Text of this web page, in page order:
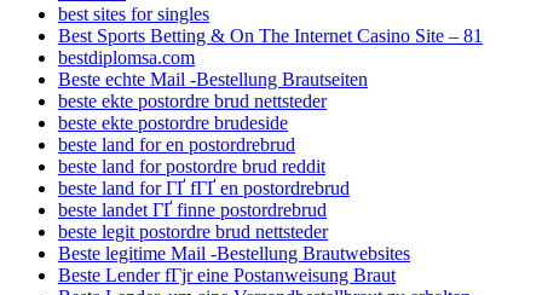
best sites for singles
Best Sports Betting & On The Internet Casino Site – 81
bestdiplomsa.com
Beste echte Mail -Bestellung Brautseiten
beste ekte postordre brud nettsteder
beste ekte postordre brudeside
beste land for en postordrebrud
beste land for postordre brud reddit
beste land for ГҐ fГҐ en postordrebrud
beste landet ГҐ finne postordrebrud
beste legit postordre brud nettsteder
Beste legitime Mail -Bestellung Brautwebsites
Beste Lender fГјr eine Postanweisung Braut